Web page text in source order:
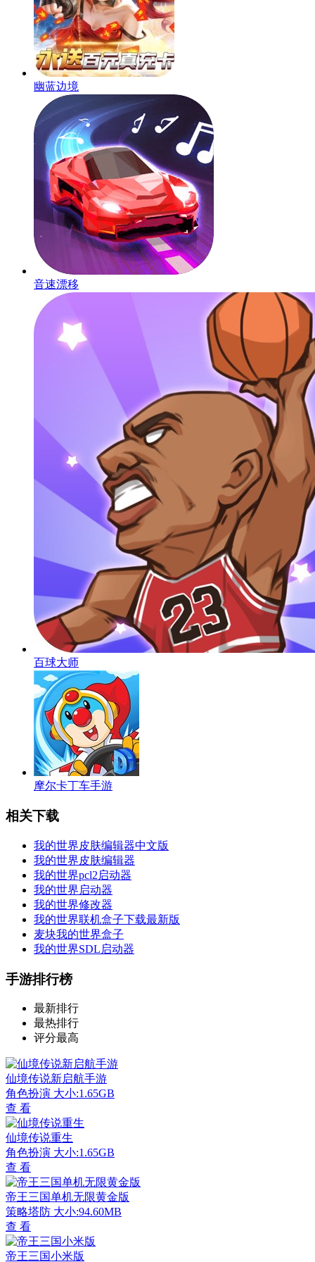
幽蓝边境
音速漂移
百球大师
摩尔卡丁车手游
相关下载
我的世界皮肤编辑器中文版
我的世界皮肤编辑器
我的世界pcl2启动器
我的世界启动器
我的世界修改器
我的世界联机盒子下载最新版
麦块我的世界盒子
我的世界SDL启动器
手游排行榜
最新排行
最热排行
评分最高
仙境传说新启航手游
角色扮演 大小:1.65GB
查 看
仙境传说重生
角色扮演 大小:1.65GB
查 看
帝王三国单机无限黄金版
策略塔防 大小:94.60MB
查 看
帝王三国小米版